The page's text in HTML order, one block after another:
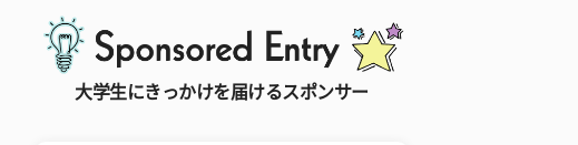
大学生にきっかけを届けるスポンサー